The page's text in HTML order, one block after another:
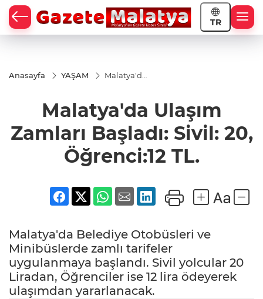
TR
Anasayfa YAŞAM
Malatya'da
Başladı:
Sivil: 20,
TL.
Malatya'da Ulaşım
Zamları Başladı: Sivil: 20,
Öğrenci:12 TL.
Malatya'da Belediye Otobüsleri ve
Minibüslerde zamlı tarifeler
uygulanmaya başlandı. Sivil yolcular 20
Liradan, Öğrenciler ise 12 lira ödeyerek
ulaşımdan yararlanacak.